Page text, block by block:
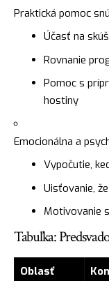
Praktická pomoc
Účasť na
Rovnanie
Pomoc s
hostiny
Emocionálna a
Vypočutie,
Uisťovanie,
Motivovanie
Tabuľka:
Oblasť